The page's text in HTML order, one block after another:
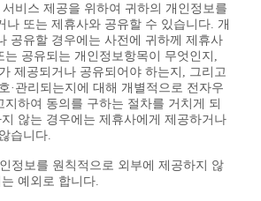
비스 제공을 위하여 귀하의 개인정보를
나 또는 제휴사와 공유할 수 있습니다. 개
공유할 경우에는 사전에 귀하께 제휴사
는 공유되는 개인정보항목이 무엇인지,
제공되거나 공유되어야 하는지, 그리고
·관리되는지에 대해 개별적으로 전자우
지하여 동의를 구하는 절차를 거치게 되
않는 경우에는 제휴사에게 제공하거나
습니다.
정보를 원칙적으로 외부에 제공하지 않
예외로 합니다.